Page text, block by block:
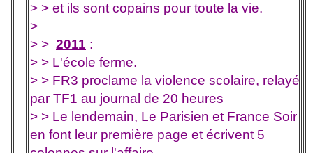
> > et ils sont copains pour toute la vie.
>
> > 2011 :
> > L'école ferme.
> > FR3 proclame la violence scolaire, relayé
par TF1 au journal de 20 heures
> > Le lendemain, Le Parisien et France Soir
en font leur première page et écrivent 5